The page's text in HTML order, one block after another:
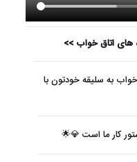
اتاق خواب >>
به سلیقه خودتون با
کار ما است 💎🌟